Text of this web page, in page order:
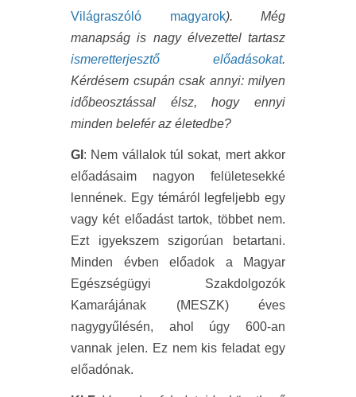
Világraszóló magyarok). Még
manapság is nagy élvezettel tartasz
ismeretterjesztő előadásokat.
Kérdésem csupán csak annyi: milyen
időbeosztással élsz, hogy ennyi
minden belefér az életedbe?
GI : Nem vállalok túl sokat, mert akkor
előadásaim nagyon felületesekké
lennének. Egy témáról legfeljebb egy
vagy két előadást tartok, többet nem.
Ezt igyekszem szigorúan betartani.
Minden évben előadok a Magyar
Egészségügyi Szakdolgozók
Kamarájának (MESZK) éves
nagygyűlésén, ahol úgy 600-an
vannak jelen. Ez nem kis feladat egy
előadónak.